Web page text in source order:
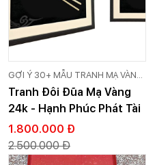
GỢI Ý 30+ MẪU TRANH MẠ VÀNG
24K CAO CẤP GOLD VIỆT
Tranh Đôi Đũa Mạ Vàng
24k - Hạnh Phúc Phát Tài
1.800.000 Đ
2.500.000 Đ